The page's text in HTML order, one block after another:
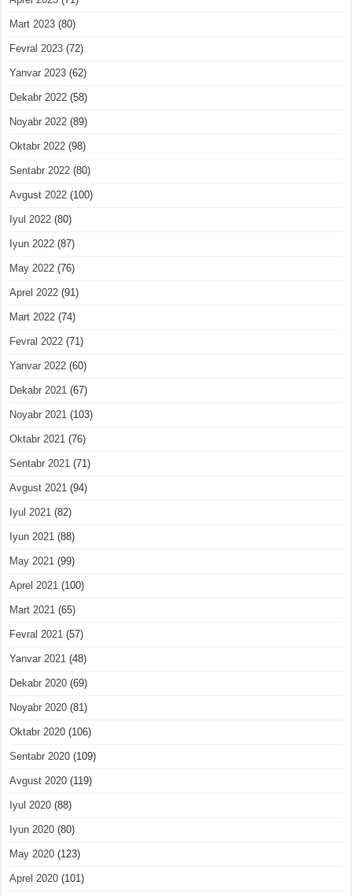
Mart 2023 (80)
Fevral 2023 (72)
Yanvar 2023 (62)
Dekabr 2022 (58)
Noyabr 2022 (89)
Oktabr 2022 (98)
Sentabr 2022 (80)
Avgust 2022 (100)
Iyul 2022 (80)
Iyun 2022 (87)
May 2022 (76)
Aprel 2022 (91)
Mart 2022 (74)
Fevral 2022 (71)
Yanvar 2022 (60)
Dekabr 2021 (67)
Noyabr 2021 (103)
Oktabr 2021 (76)
Sentabr 2021 (71)
Avgust 2021 (94)
Iyul 2021 (82)
Iyun 2021 (88)
May 2021 (99)
Aprel 2021 (100)
Mart 2021 (65)
Fevral 2021 (57)
Yanvar 2021 (48)
Dekabr 2020 (69)
Noyabr 2020 (81)
Oktabr 2020 (106)
Sentabr 2020 (109)
Avgust 2020 (119)
Iyul 2020 (88)
Iyun 2020 (80)
May 2020 (123)
Aprel 2020 (101)